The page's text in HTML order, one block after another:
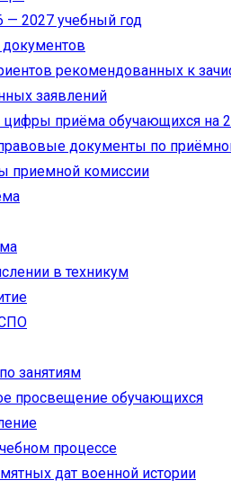
— 2027 учебный год
рекомендованных к
заявлений
приёма обучающихся на
документы по
приемной комиссии
в техникум
занятиям
просвещение обучающихся
процессе
дат военной истории